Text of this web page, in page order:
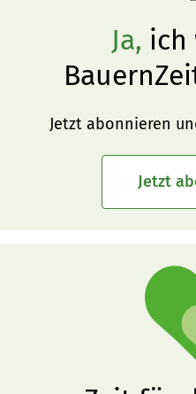
Ja, ich
Jetzt abonnieren
Jetzt